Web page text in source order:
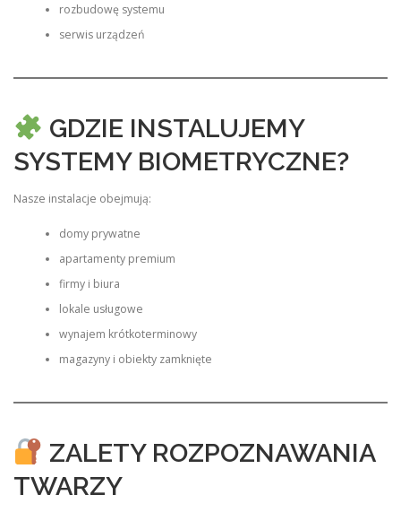
rozbudowę systemu
serwis urządzeń
GDZIE INSTALUJEMY
SYSTEMY BIOMETRYCZNE?
Nasze instalacje obejmują:
domy prywatne
apartamenty premium
firmy i biura
lokale usługowe
wynajem krótkoterminowy
magazyny i obiekty zamknięte
ZALETY ROZPOZNAWANIA
TWARZY